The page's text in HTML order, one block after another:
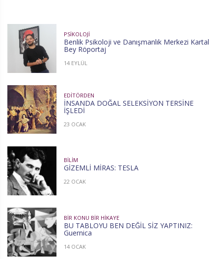
PSIKOLOJI
Benlik Psikoloji ve Danışmanlık Merkezi Kartal
Bey Röportaj
14 EYLÜL
EDITÖRDEN
İNSANDA DOĞAL SELEKSİYON TERSİNE
İŞLEDİ
23 OCAK
BILIM
GİZEMLİ MİRAS: TESLA
22 OCAK
BIR KONU BIR HIKAYE
BU TABLOYU BEN DEĞİL SİZ YAPTINIZ:
Guernica
14 OCAK